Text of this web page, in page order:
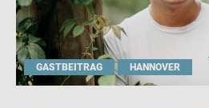
GASTBEITRAG HANNOVER